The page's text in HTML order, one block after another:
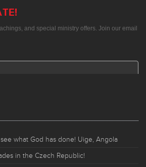
what God has done! Uige, Angola
in the Czech Republic!